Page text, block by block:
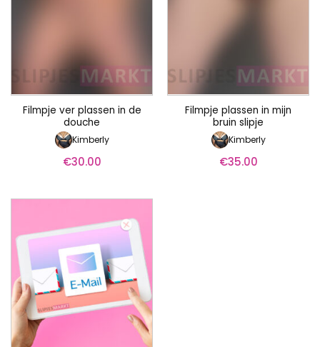
Filmpje ver plassen in de
douche
Kimberly
€30.00
Filmpje plassen in mijn
bruin slipje
Kimberly
€35.00